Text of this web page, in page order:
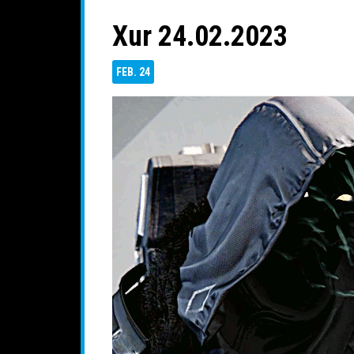
Xur 24.02.2023
FEB. 24